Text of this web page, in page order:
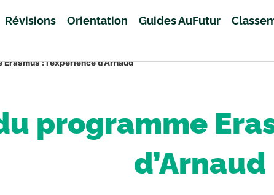
Révisions Orientation Guides AuFutur
: l’expérience d’Arnaud
programme
d’Arnaud